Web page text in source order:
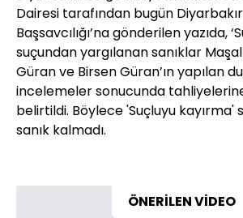
Dairesi tarafından bugün
Başsavcılığı’na gönderilen yazıda,
suçundan yargılanan sanıklar
Güran ve Birsen Güran’ın yapılan
incelemeler sonucunda
belirtildi. Böylece 'Suçluyu kayırma'
sanık kalmadı.
ÖNERİLEN VİDEO